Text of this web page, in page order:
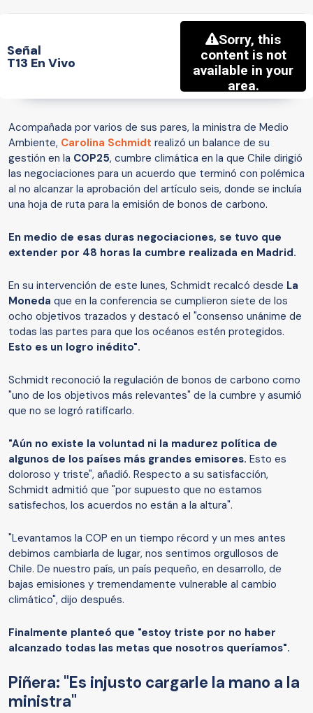
Señal
T13 En Vivo
Acompañada por varios de sus pares, la ministra de Medio
Ambiente, Carolina Schmidt realizó un balance de su
gestión en la COP25, cumbre climática en la que Chile dirigió
las negociaciones para un acuerdo que terminó con polémica
al no alcanzar la aprobación del artículo seis, donde se incluía
una hoja de ruta para la emisión de bonos de carbono.
En medio de esas duras negociaciones, se tuvo que
extender por 48 horas la cumbre realizada en Madrid.
En su intervención de este lunes, Schmidt recalcó desde La
Moneda que en la conferencia se cumplieron siete de los
ocho objetivos trazados y destacó el "consenso unánime de
todas las partes para que los océanos estén protegidos.
Esto es un logro inédito".
Schmidt reconoció la regulación de bonos de carbono como
"uno de los objetivos más relevantes" de la cumbre y asumió
que no se logró ratificarlo.
"Aún no existe la voluntad ni la madurez política de
algunos de los países más grandes emisores. Esto es
doloroso y triste", añadió. Respecto a su satisfacción,
Schmidt admitió que "por supuesto que no estamos
satisfechos, los acuerdos no están a la altura".
"Levantamos la COP en un tiempo récord y un mes antes
debimos cambiarla de lugar, nos sentimos orgullosos de
Chile. De nuestro país, un país pequeño, en desarrollo, de
bajas emisiones y tremendamente vulnerable al cambio
climático", dijo después.
Finalmente planteó que "estoy triste por no haber
alcanzado todas las metas que nosotros queríamos".
Piñera: "Es injusto cargarle la mano a la
ministra"